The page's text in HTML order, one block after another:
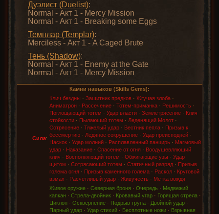
Дуэлист (Duelist):
Normal - Акт 1 - Mercy Mission
Normal - Акт 1 - Breaking some Eggs
Темплар (Templar):
Merciless - Акт 1 - A Caged Brute
Тень (Shadow):
Normal - Акт 1 - Enemy at the Gate
Normal - Акт 1 - Mercy Mission
Камни навыков (Skills Gems):
Сила:
Клич бездны · Защитник предков· Жгучая злоба·
Аниматрон· Рассечение· Тотем-приманка· Решимость·
Поглощающий тотем · Удар власти· Землетрясение· Клич
стойкости· Пылающий тотем · Леденящий Молот·
Сотрясение· Тяжелый удар· Вестник пепла· Призыв к
бессмертию· Ледяное сокрушение· Удар преисподней·
Наскок· Удар молний· Расплавленный панцирь· Магмовый
удар· Наказание· Спасение от огня· Воодушевляющий
клич · Восполняющий тотем · Обжигающие узы · Удар
щитом · Сотрясающий тотем · Статичный разряд· Призыв
голема огня· Призыв каменного голема· Раскол· Круговой
взмах · Расчетливый удар· Живучесть· Метка вождя
Живое оружие· Северная броня · Очередь · Медвежий
капкан· Стрела-двойник· Кровавый угар· Горящая стрела·
Циклон· Осквернение· Подрыв трупа· Двойной удар·
Парный удар· Удар стихий· Бесплотные ножи· Взрывная